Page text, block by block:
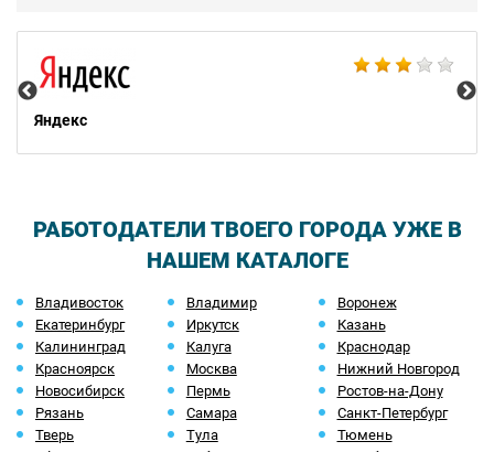
Яндекс
РАБОТОДАТЕЛИ ТВОЕГО ГОРОДА УЖЕ В
НАШЕМ КАТАЛОГЕ
Владивосток Владимир
Воронеж
Екатеринбург
Иркутск
Казань
Калининград
Калуга
Краснодар
Красноярск
Москва
Нижний Новгород
Новосибирск
Пермь
Ростов-на-Дону
Рязань
Самара
Санкт-Петербург
Тверь
Тула
Тюмень